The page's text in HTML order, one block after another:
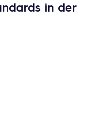
in der